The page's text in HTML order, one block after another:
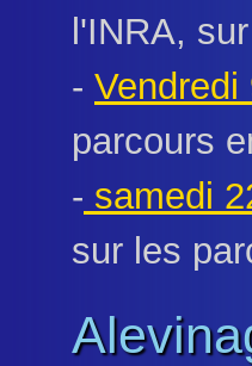
l'INRA,
- Vendredi
parcours
- samedi
sur les